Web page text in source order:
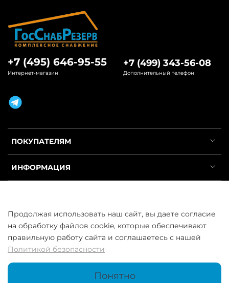
ПОКУПАТЕЛЯМ
ИНФОРМАЦИЯ
+7 (495) 646-95-55
Интернет-магазин
+7 (499) 343-56-08
Дополнительный телефон
ООО «ГосСнабРезерв» © 2013–2026 - Продажа труб оптом и в
розницу
Продолжая использовать наш сайт, вы даете согласие
на обработку файлов cookie, которые обеспечивают
правильную работу сайта и соглашаетесь с нашей
Политикой безопасности
Понятно